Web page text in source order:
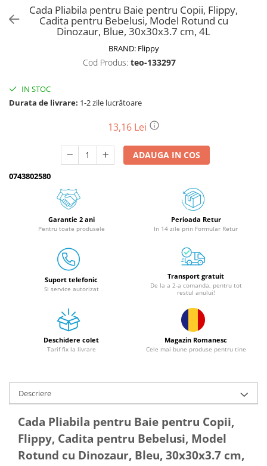
Motoburghie si accesorii
Accesorii motoburghie
Drujbe, fierastraie electrice
Drujbe cu acumulator
Unelte electrice busteni
Mori cereale si batoze porumb
Batoze - mori desfacat porumb
Granulatoare
Mori pentru cereale
Mori pentru furaje
Mori pentru furaje si resturi
Piese si accesorii mori
Tocatoare furaje si crengi
Tocatoare furaje
Motocoase, Trimmere si Masini de
tuns gazon
Motocositori cu motoare 2T
Trimmere electrice
Masini de tuns gazon pe benzina
Cada Pliabila pentru Baie pentru Copii, Flippy,
Cadita pentru Bebelusi, Model Rotund cu
Dinozaur, Blue, 30x30x3.7 cm, 4L
BRAND: Flippy
Cod Produs: teo-133297
IN STOC
Durata de livrare: 1-2 zile lucrătoare
13,16 Lei
ADAUGA IN COS
0743802580
Garantie 2 ani
Pentru toate produsele
Perioada Retur
In 14 zile prin Formular Retur
Suport telefonic
Si service autorizat
Transport gratuit
De la a 2-a comanda, pentru tot
restul anului!
Deschidere colet
Tarif fix la livrare
Magazin Romanesc
Cele mai bune produse pentru tine
Descriere
Cada Pliabila pentru Baie pentru Copii,
Flippy, Cadita pentru Bebelusi, Model
Rotund cu Dinozaur, Bleu, 30x30x3.7 cm,